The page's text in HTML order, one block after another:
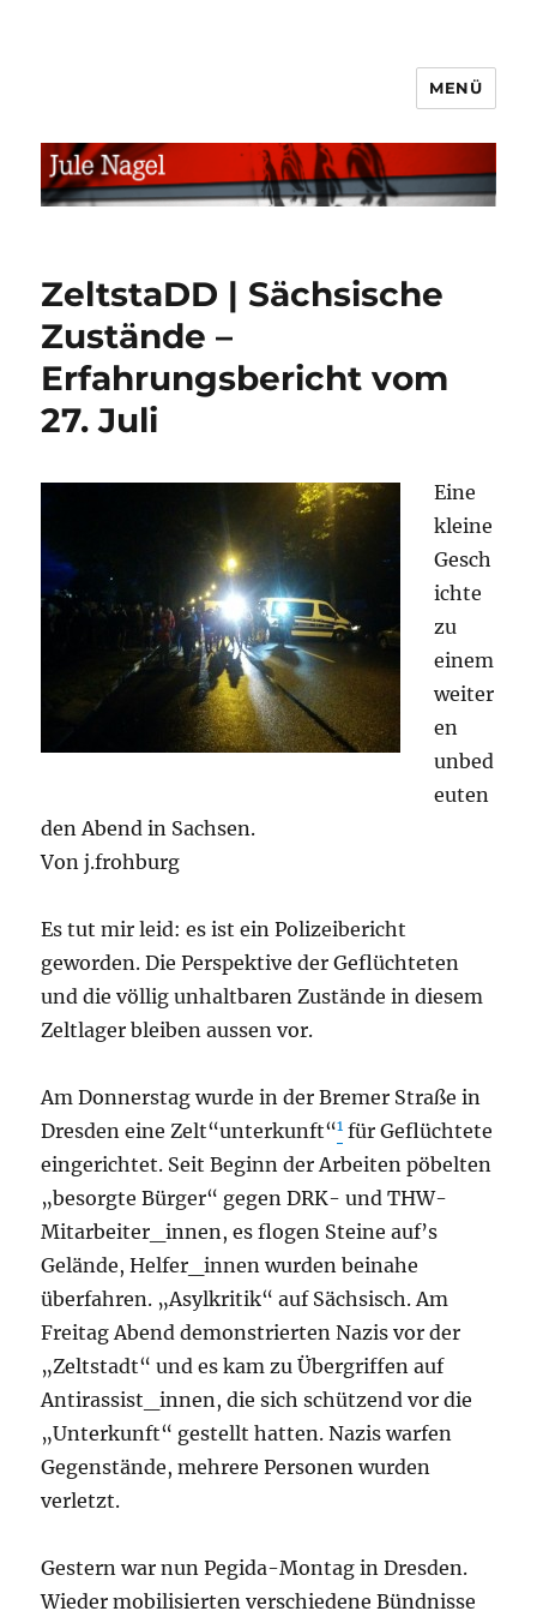
MENÜ
ZeltstaDD | Sächsische
Zustände –
Erfahrungsbericht vom
27. Juli
Eine
kleine
Gesch
ichte
zu
einem
weiter
en
unbed
euten
den Abend in Sachsen.
Von j.frohburg
Es tut mir leid: es ist ein Polizeibericht
geworden. Die Perspektive der Geflüchteten
und die völlig unhaltbaren Zustände in diesem
Zeltlager bleiben aussen vor.
Am Donnerstag wurde in der Bremer Straße in
Dresden eine Zelt“unterkunft“1 für Geflüchtete
eingerichtet. Seit Beginn der Arbeiten pöbelten
„besorgte Bürger“ gegen DRK- und THW-
Mitarbeiter_innen, es flogen Steine auf’s
Gelände, Helfer_innen wurden beinahe
überfahren. „Asylkritik“ auf Sächsisch. Am
Freitag Abend demonstrierten Nazis vor der
„Zeltstadt“ und es kam zu Übergriffen auf
Antirassist_innen, die sich schützend vor die
„Unterkunft“ gestellt hatten. Nazis warfen
Gegenstände, mehrere Personen wurden
verletzt.
Gestern war nun Pegida-Montag in Dresden.
Wieder mobilisierten verschiedene Bündnisse